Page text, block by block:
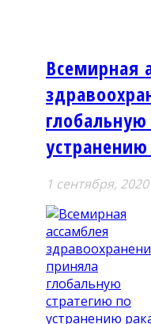
Всемирная
1 сентября, 2020